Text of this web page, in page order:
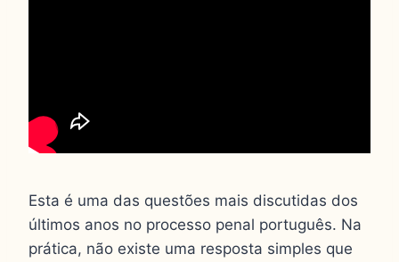
Esta é uma das questões mais discutidas dos
últimos anos no processo penal português. Na
prática, não existe uma resposta simples que